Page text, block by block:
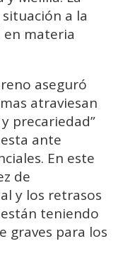
a la
materia
aseguró
atraviesan
precariedad”
ante
En este
de
y los retrasos
teniendo
graves para los